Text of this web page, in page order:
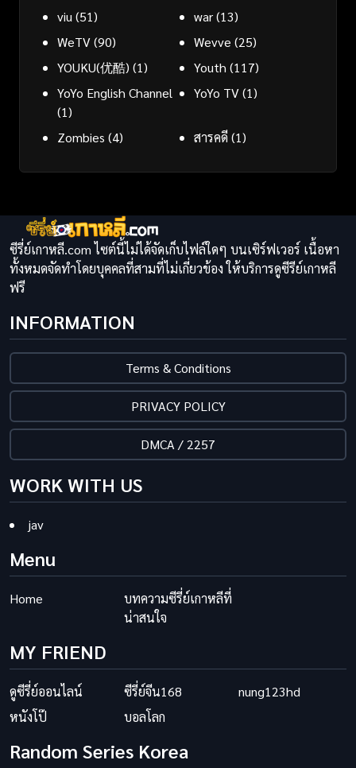
viu (51) war(13)
WeTV(90) Wevve (25)
YOUKU(优酷) (1) Youth (117)
YoYo English Channel
(1)
YoYo TV(1)
Zombies (4) สารคดี(1)
ซีรี่ย์เกาหลี.com ไซต์นี้ไม่ได้จัดเก็บไฟล์ใดๆ บนเซิร์ฟเวอร์ เนื้อหา
ทั้งหมดจัดทำโดยบุคคลที่สามที่ไม่เกี่ยวข้อง ให้บริการดูซีรีย์เกาหลี
ฟรี
INFORMATION
Terms & Conditions
PRIVACY POLICY
DMCA / 2257
WORK WITH US
jav
Menu
Home
บทความซีรี่ย์เกาหลีที่
น่าสนใจ
MY FRIEND
ดูซีรี่ย์ออนไลน์ ซีรี่ย์จีน168
nung123hd
หนังโป๊
บอลโลก
Random Series Korea